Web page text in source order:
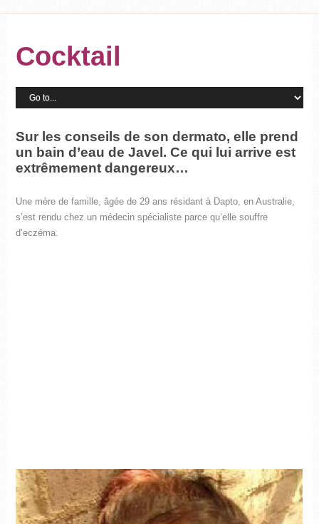
Cocktail
Sur les conseils de son dermato, elle prend
un bain d’eau de Javel. Ce qui lui arrive est
extrêmement dangereux…
Une mère de famille, âgée de 29 ans résidant à Dapto, en Australie,
s’est rendu chez un médecin spécialiste parce qu’elle souffre
d’eczéma.